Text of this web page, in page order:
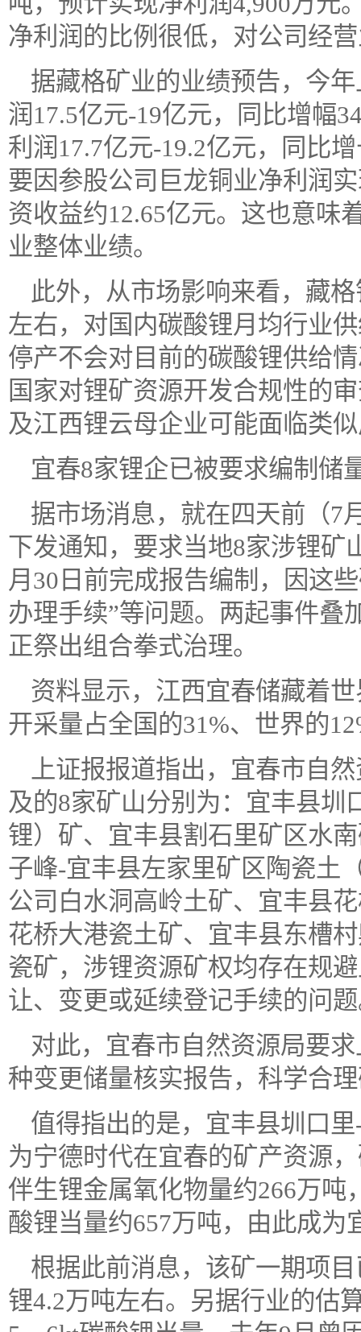
净利润的比例很低，对公司经
据藏格矿业的业绩预告，今
润17.5亿元-19亿元，同比增幅
利润17.7亿元-19.2亿元，同比
要因参股公司巨龙铜业净利润
资收益约12.65亿元。这也意味
业整体业绩。
此外，从市场影响来看，藏
左右，对国内碳酸锂月均行业
停产不会对目前的碳酸锂供给
国家对锂矿资源开发合规性的
及江西锂云母企业可能面临类
宜春8家锂企已被要求编制储
据市场消息，就在四天前（7
下发通知，要求当地8家涉锂矿
月30日前完成报告编制，因这
办理手续”等问题。两起事件叠
正祭出组合拳式治理。
资料显示，江西宜春储藏着
开采量占全国的31%、世界的
上证报报道指出，宜春市自
及的8家矿山分别为：宜丰县圳
锂）矿、宜丰县割石里矿区水
子峰-宜丰县左家里矿区陶瓷土
公司白水洞高岭土矿、宜丰县
花桥大港瓷土矿、宜丰县东槽
瓷矿，涉锂资源矿权均存在规
让、变更或延续登记手续的问
对此，宜春市自然资源局要
种变更储量核实报告，科学合
值得指出的是，宜丰县圳口
为宁德时代在宜春的矿产资源
伴生锂金属氧化物量约266万吨
酸锂当量约657万吨，由此成为
根据此前消息，该矿一期项
锂4.2万吨左右。另据行业的估